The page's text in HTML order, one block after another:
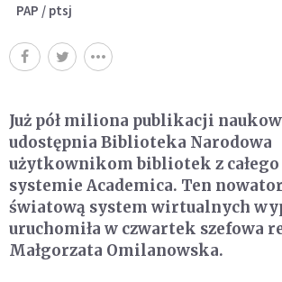
PAP / ptsj
Już pół miliona publikacji
udostępnia Biblioteka Narodowa
użytkownikom bibliotek z
systemie Academica. Ten
światową system wirtualnych
uruchomiła w czwartek szefowa
Małgorzata Omilanowska.